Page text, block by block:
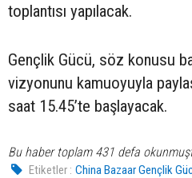
toplantısı yapılacak.
Gençlik Gücü, söz konusu
vizyonunu kamuoyuyla
saat 15.45’te başlayacak.
Bu haber toplam 431 defa
Etiketler : China Bazaar Gençlik